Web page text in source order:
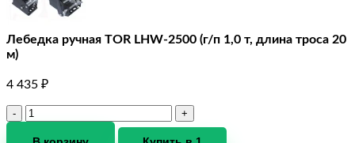
Лебедка ручная TOR LHW-2500 (г/п 1,0 т, длина троса 20
м)
4 435 ₽
Количество